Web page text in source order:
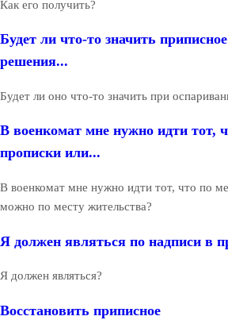
Как его получить?
Будет ли что-то значить
решения...
Будет ли оно что-то значить при
В военкомат мне нужно идти тот,
прописки или...
В военкомат мне нужно идти тот, что по
можно по месту жительства?
Я должен являться по надписи в
Я должен являться?
Восстановить приписное